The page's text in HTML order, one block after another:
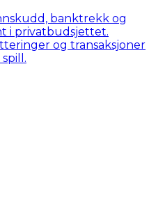
banktrekk og
i privatbudsjettet.
og transaksjoner